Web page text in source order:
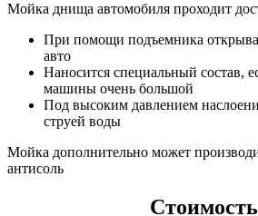
Мойка днища автомобиля проходит
При помощи подъемника
авто
Наносится специальный состав,
машины очень большой
Под высоким давлением
струей воды
Мойка дополнительно может
антисоль
Стоимость